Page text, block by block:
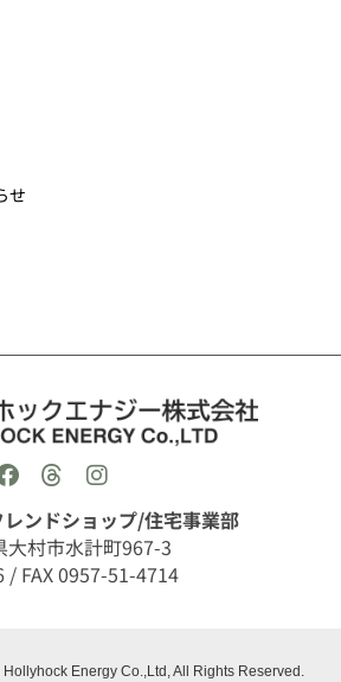
せ
ンドショップ/住宅事業部
大村市水計町967-3
/ FAX 0957-51-4714
Energy Co.,Ltd, All Rights Reserved.